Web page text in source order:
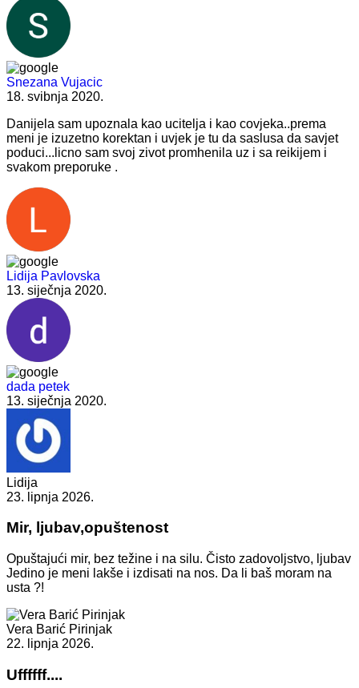
Snezana Vujacic
18. svibnja 2020.
Danijela sam upoznala kao ucitelja i kao covjeka..prema
meni je izuzetno korektan i uvjek je tu da saslusa da savjet
poduci...licno sam svoj zivot promhenila uz i sa reikijem i
svakom preporuke .
Lidija Pavlovska
13. siječnja 2020.
dada petek
13. siječnja 2020.
Lidija
23. lipnja 2026.
Mir, ljubav,opuštenost
Opuštajući mir, bez težine i na silu. Čisto zadovoljstvo, ljubav
Jedino je meni lakše i izdisati na nos. Da li baš moram na
usta ?!
Vera Barić Pirinjak
22. lipnja 2026.
Uffffff....